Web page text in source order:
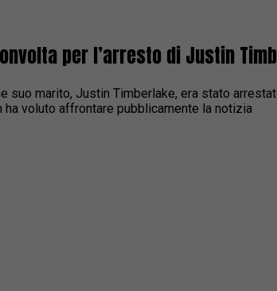
per l’arresto di Justin
suo marito, Justin Timberlake, era stato
ha voluto affrontare pubblicamente la notizia